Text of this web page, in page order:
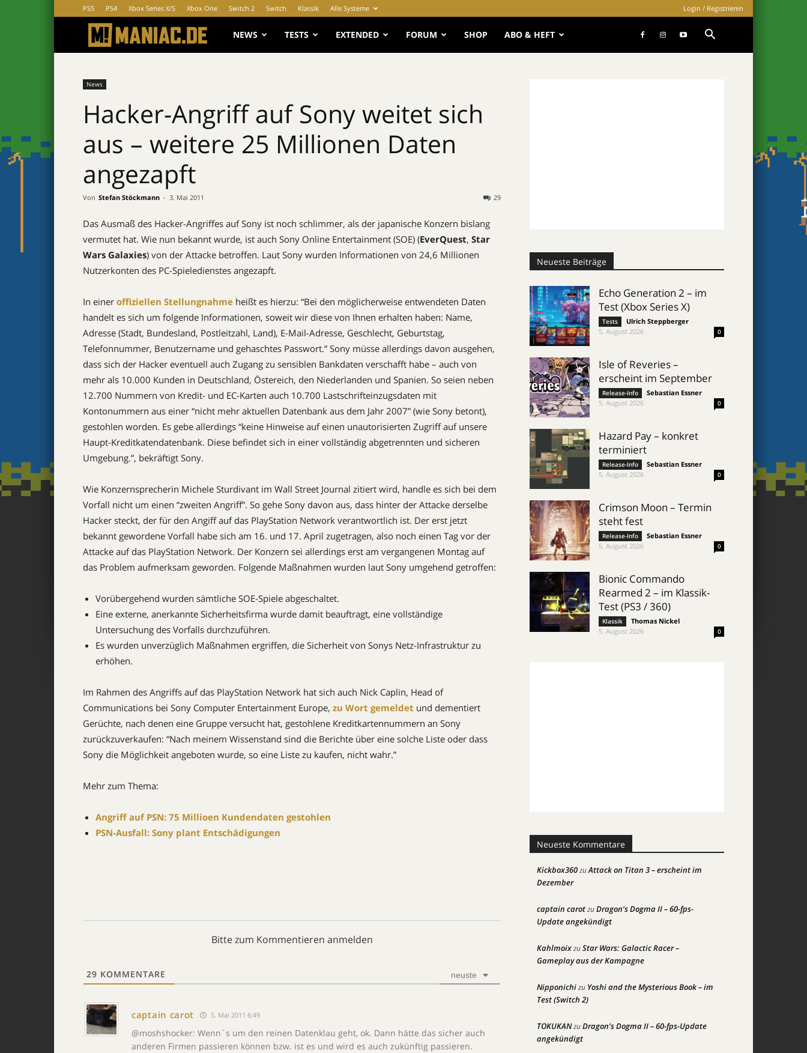
PS5 PS4 Xbox Series X/S Xbox One Switch 2 Switch Klassik Alle Systeme Login / Registrieren
MANIAC.de
NEWS TESTS EXTENDED FORUM SHOP ABO & HEFT
News
Hacker-Angriff auf Sony weitet sich
aus – weitere 25 Millionen Daten
angezapft
Von Stefan Stöckmann - 3. Mai 2011 29
Das Ausmaß des Hacker-Angriffes auf Sony ist noch schlimmer, als der japanische Konzern bislang
vermutet hat. Wie nun bekannt wurde, ist auch Sony Online Entertainment (SOE) (EverQuest, Star
Wars Galaxies) von der Attacke betroffen. Laut Sony wurden Informationen von 24,6 Millionen
Nutzerkonten des PC-Spieledienstes angezapft.
In einer offiziellen Stellungnahme heißt es hierzu: “Bei den möglicherweise entwendeten Daten
handelt es sich um folgende Informationen, soweit wir diese von Ihnen erhalten haben: Name,
Adresse (Stadt, Bundesland, Postleitzahl, Land), E-Mail-Adresse, Geschlecht, Geburtstag,
Telefonnummer, Benutzername und gehaschtes Passwort.” Sony müsse allerdings davon ausgehen,
dass sich der Hacker eventuell auch Zugang zu sensiblen Bankdaten verschafft habe – auch von
mehr als 10.000 Kunden in Deutschland, Östereich, den Niederlanden und Spanien. So seien neben
12.700 Nummern von Kredit- und EC-Karten auch 10.700 Lastschrifteinzugsdaten mit
Kontonummern aus einer “nicht mehr aktuellen Datenbank aus dem Jahr 2007” (wie Sony betont),
gestohlen worden. Es gebe allerdings “keine Hinweise auf einen unautorisierten Zugriff auf unsere
Haupt-Kreditkatendatenbank. Diese befindet sich in einer vollständig abgetrennten und sicheren
Umgebung.”, bekräftigt Sony.
Wie Konzernsprecherin Michele Sturdivant im Wall Street Journal zitiert wird, handle es sich bei dem
Vorfall nicht um einen “zweiten Angriff”. So gehe Sony davon aus, dass hinter der Attacke derselbe
Hacker steckt, der für den Angiff auf das PlayStation Network verantwortlich ist. Der erst jetzt
bekannt gewordene Vorfall habe sich am 16. und 17. April zugetragen, also noch einen Tag vor der
Attacke auf das PlayStation Network. Der Konzern sei allerdings erst am vergangenen Montag auf
das Problem aufmerksam geworden. Folgende Maßnahmen wurden laut Sony umgehend getroffen:
Vorübergehend wurden sämtliche SOE-Spiele abgeschaltet.
Eine externe, anerkannte Sicherheitsfirma wurde damit beauftragt, eine vollständige
Untersuchung des Vorfalls durchzuführen.
Es wurden unverzüglich Maßnahmen ergriffen, die Sicherheit von Sonys Netz-Infrastruktur zu
erhöhen.
Im Rahmen des Angriffs auf das PlayStation Network hat sich auch Nick Caplin, Head of
Communications bei Sony Computer Entertainment Europe, zu Wort gemeldet und dementiert
Gerüchte, nach denen eine Gruppe versucht hat, gestohlene Kreditkartennummern an Sony
zurückzuverkaufen: “Nach meinem Wissenstand sind die Berichte über eine solche Liste oder dass
Sony die Möglichkeit angeboten wurde, so eine Liste zu kaufen, nicht wahr.”
Mehr zum Thema:
Angriff auf PSN: 75 Millioen Kundendaten gestohlen
PSN-Ausfall: Sony plant Entschädigungen
Bitte zum Kommentieren anmelden
29 KOMMENTARE neuste
captain carot 5. Mai 2011 6:49
@moshshocker: Wenn´s um den reinen Datenklau geht, ok. Dann hätte das sicher auch
anderen Firmen passieren können bzw. ist es und wird es auch zukünftig passieren.
Neueste Beiträge
Echo Generation 2 – im
Test (Xbox Series X)
Tests Ulrich Steppberger
5. August 2026
0
Isle of Reveries –
erscheint im September
Release-Info Sebastian Essner
5. August 2026
0
Hazard Pay – konkret
terminiert
Release-Info Sebastian Essner
5. August 2026
0
Crimson Moon – Termin
steht fest
Release-Info Sebastian Essner
5. August 2026
0
Bionic Commando
Rearmed 2 – im Klassik-
Test (PS3 / 360)
Klassik Thomas Nickel
5. August 2026
0
Neueste Kommentare
Kickbox360zuAttack on Titan 3 – erscheint im
Dezember
captain carotzuDragon’s Dogma II – 60-fps-
Update angekündigt
KahlmoixzuStar Wars: Galactic Racer –
Gameplay aus der Kampagne
Nipponichizu Yoshi and the Mysterious Book – im
Test (Switch 2)
TOKUKANzuDragon’s Dogma II – 60-fps-Update
angekündigt